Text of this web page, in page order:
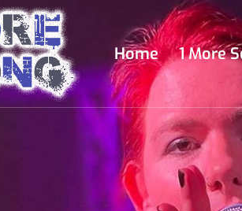
Home 1 More